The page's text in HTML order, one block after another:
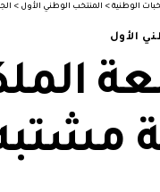
الوطنية > المنتخب الوطني الأول >
الأول